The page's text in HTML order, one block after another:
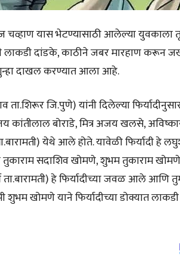
चव्हाण यास भेटण्यासाठी आलेल्या युवकाला
लाकडी दांडके, काठीने जबर मारहाण करून
दाखल करण्यात आला आहे.
ता.शिरूर जि.पुणे) यांनी दिलेल्या
कांतीलाल बोराडे, मित्र अजय खलसे,
येथे आले होते. यावेळी फिर्यादी हे
तुकाराम सदाशिव खोमणे, शुभम तुकाराम
हे फिर्यादीच्या जवळ आले आणि
खोमणे याने फिर्यादीच्या डोक्यात